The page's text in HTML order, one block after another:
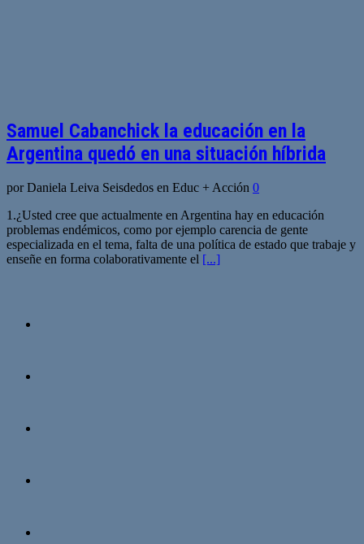
Samuel Cabanchick la educación en la
Argentina quedó en una situación híbrida
por Daniela Leiva Seisdedos en Educ + Acción 0
1.¿Usted cree que actualmente en Argentina hay en educación
problemas endémicos, como por ejemplo carencia de gente
especializada en el tema, falta de una política de estado que trabaje y
enseñe en forma colaborativamente el [...]